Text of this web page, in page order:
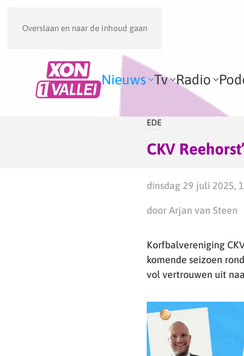
Overslaan en naar de inhoud gaan
Nieuws Tv Radio
EDE
CKV
dinsdag 29 juli 2025,
door Arjan van Steen
Korfbalvereniging
komende seizoen
vol vertrouwen uit